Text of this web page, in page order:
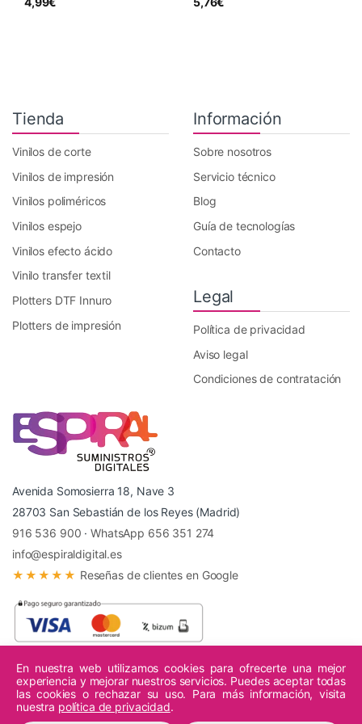
Tienda
Vinilos de corte
Vinilos de impresión
Vinilos poliméricos
Vinilos espejo
Vinilos efecto ácido
Vinilo transfer textil
Plotters DTF Innuro
Plotters de impresión
Información
Sobre nosotros
Servicio técnico
Blog
Guía de tecnologías
Contacto
Legal
Política de privacidad
Aviso legal
Condiciones de contratación
Avenida Somosierra 18, Nave 3
28703 San Sebastián de los Reyes (Madrid)
916 536 900 ·WhatsApp 656 351 274
info@espiraldigital.es
★★★★★ Reseñas de clientes en Google
© 2026 Espiral Digital - Todos los derechos reservados.
En nuestra web utilizamos cookies para ofrecerte una mejor
experiencia y mejorar nuestros servicios. Puedes aceptar todas
las cookies o rechazar su uso. Para más información, visita
nuestra política de privacidad.